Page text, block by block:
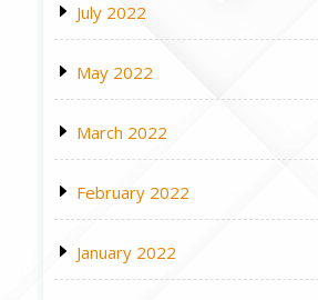
July 2022
May 2022
March 2022
February 2022
January 2022